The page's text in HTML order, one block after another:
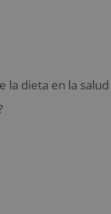
la dieta en la salud